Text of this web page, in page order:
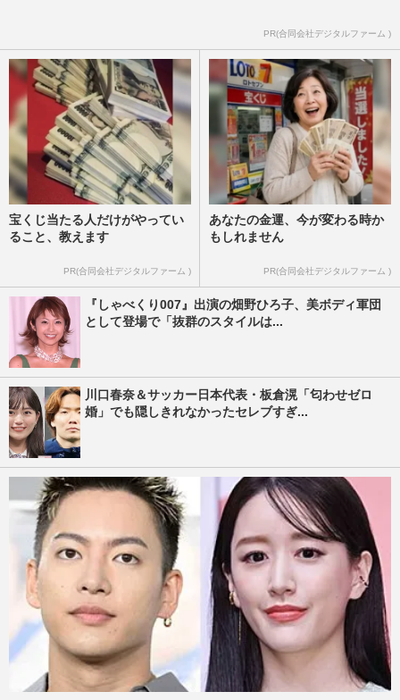
PR(合同会社デジタルファーム )
宝くじ当たる人だけがやってい
ること、教えます
PR(合同会社デジタルファーム )
あなたの金運、今が変わる時か
もしれません
PR(合同会社デジタルファーム )
『しゃべくり007』出演の畑野ひろ子、美ボディ軍団
として登場で「抜群のスタイルは...
川口春奈＆サッカー日本代表・板倉滉「匂わせゼロ
婚」でも隠しきれなかったセレブすぎ...